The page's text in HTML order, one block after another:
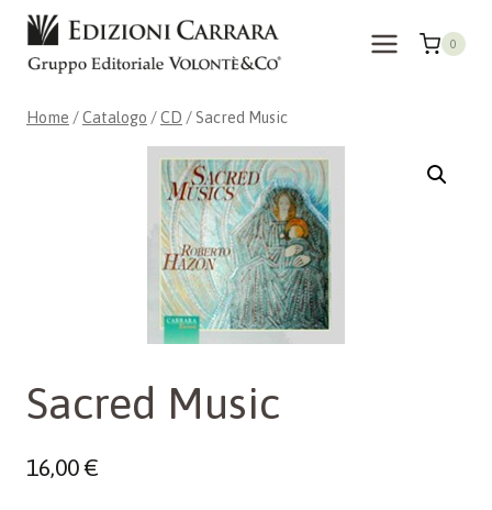
Salta
contenuto
0
Home /Catalogo /CD / Sacred Music
Sacred Music
16,00€